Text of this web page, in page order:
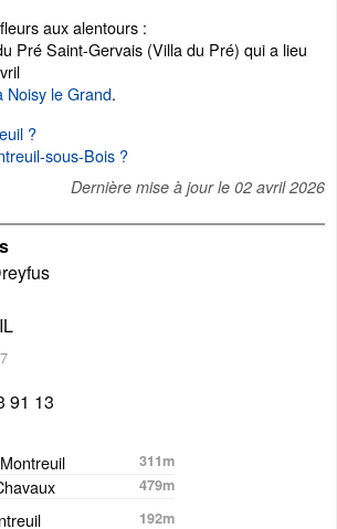
aux alentours :
Pré Saint-Gervais (Villa du Pré) qui a lieu
Noisy le Grand.
?
sous-Bois ?
Dernière mise à jour le 02 avril 2026
91 13
311m
479m
192m